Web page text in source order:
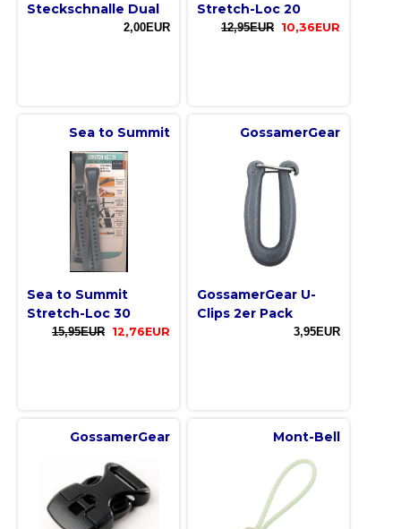
Steckschnalle Dual
2,00EUR
Stretch-Loc 20
12,95EUR 10,36EUR
Sea to Summit
Sea to Summit
Stretch-Loc 30
15,95EUR 12,76EUR
GossamerGear
GossamerGear U-
Clips 2er Pack
3,95EUR
GossamerGear Mont-Bell